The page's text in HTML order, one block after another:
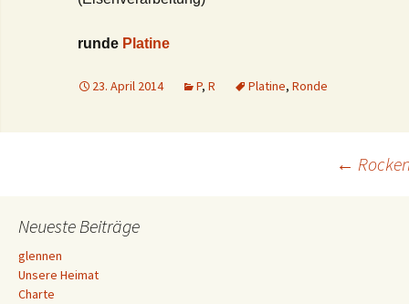
runde Platine
23. April 2014 P, R Platine, Ronde
Navigation
←
Neueste Beiträge
glennen
Unsere Heimat
Charte